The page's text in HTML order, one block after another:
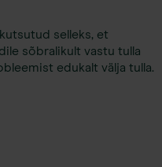
selleks, et
sõbralikult vastu tulla
edukalt välja tulla.